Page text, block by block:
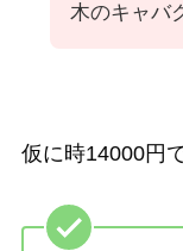
木のキャバ
仮に時14000円